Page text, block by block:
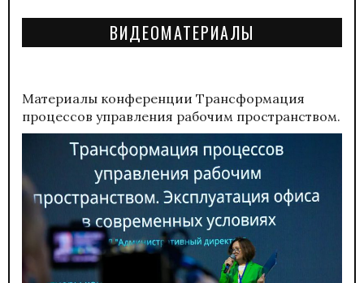
ВИДЕОМАТЕРИАЛЫ
Материалы конференции Трансформация
процессов управления рабочим пространством.